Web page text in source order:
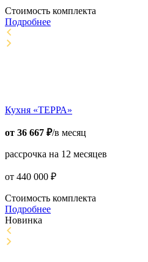
Стоимость комплекта
Подробнее
Кухня «ТЕРРА»
от 36 667 ₽/в месяц
рассрочка на 12 месяцев
от 440 000 ₽
Стоимость комплекта
Подробнее
Новинка